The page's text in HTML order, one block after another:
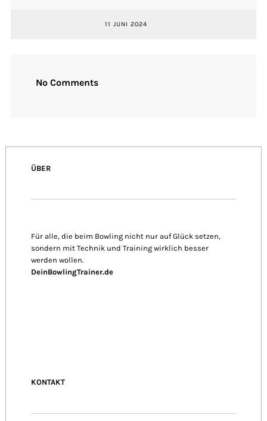
11 JUNI 2024
No Comments
ÜBER
Für alle, die beim Bowling nicht nur auf Glück setzen,
sondern mit Technik und Training wirklich besser
werden wollen.
DeinBowlingTrainer.de
KONTAKT